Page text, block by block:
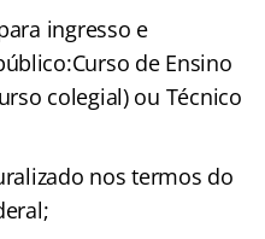
ingresso e
de Ensino
colegial) ou Técnico
nos termos do